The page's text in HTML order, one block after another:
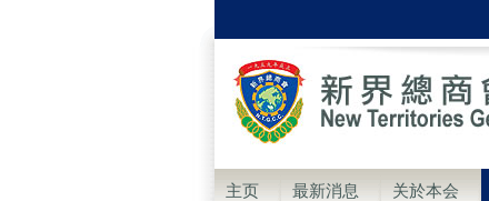
主页 最新消息 关於本会